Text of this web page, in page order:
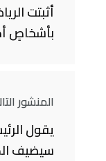
أثبتت
بأشخاصٍ
المنشور
يقول
سيضيف